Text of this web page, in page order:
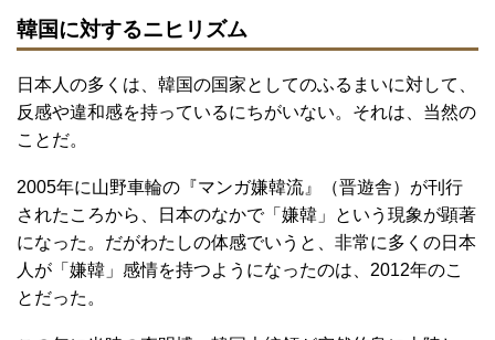
韓国に対するニヒリズム
日本人の多くは、韓国の国家としてのふるまいに対して、
反感や違和感を持っているにちがいない。それは、当然の
ことだ。
2005年に山野車輪の『マンガ嫌韓流』（晋遊舎）が刊行
されたころから、日本のなかで「嫌韓」という現象が顕著
になった。だがわたしの体感でいうと、非常に多くの日本
人が「嫌韓」感情を持つようになったのは、2012年のこ
とだった。